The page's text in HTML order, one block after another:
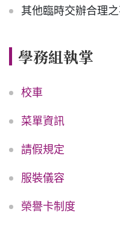
其他臨時交辦合理之
學務組執掌
校車
菜單資訊
請假規定
服裝儀容
榮譽卡制度